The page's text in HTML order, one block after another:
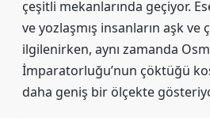
çeşitli mekanlarında geçiyor.
ve yozlaşmış insanların aşk ve
ilgilenirken, aynı zamanda
İmparatorluğu’nun çöktüğü
daha geniş bir ölçekte